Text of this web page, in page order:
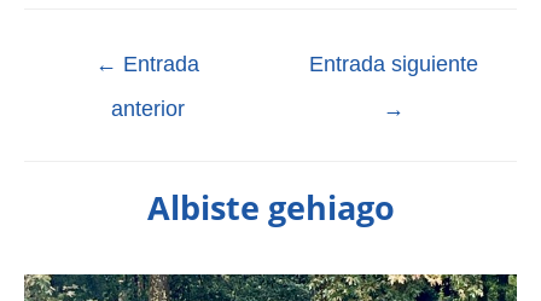
← Entrada
anterior
Entrada siguiente
→
Albiste gehiago